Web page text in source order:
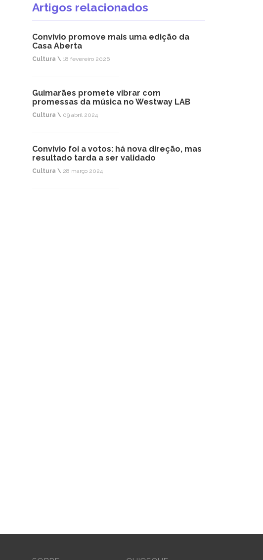
Artigos relacionados
Convívio promove mais uma edição da
Casa Aberta
Cultura \ 18 fevereiro 2026
Guimarães promete vibrar com
promessas da música no Westway LAB
Cultura \ 09 abril 2024
Convívio foi a votos: há nova direção, mas
resultado tarda a ser validado
Cultura \ 28 março 2024